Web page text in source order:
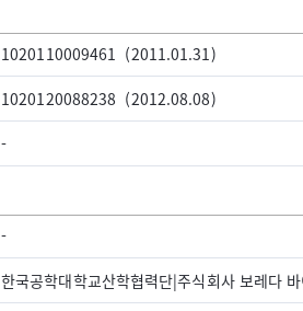
1020110009461 (2011.01.31)
1020120088238 (2012.08.08)
-
-
한국공학대학교산학협력단|주식회사 보레다